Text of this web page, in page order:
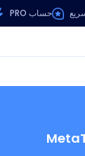
حساب PRO